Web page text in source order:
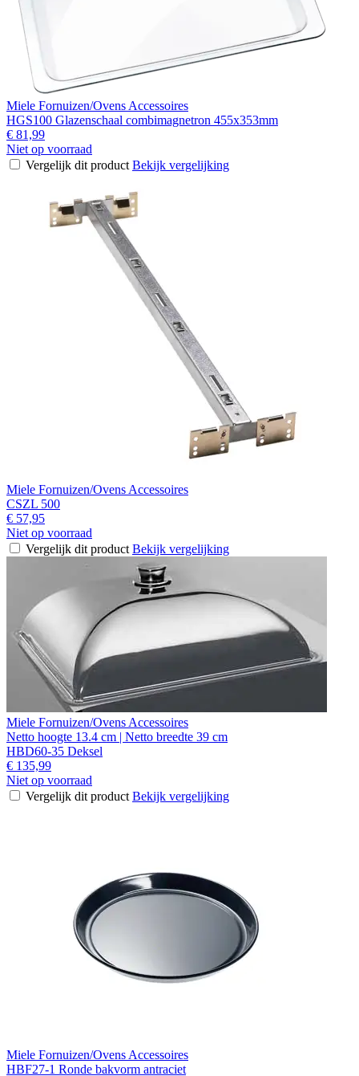
Miele Fornuizen/Ovens Accessoires
HGS100 Glazenschaal combimagnetron 455x353mm
€ 81,99
Niet op voorraad
Vergelijk dit product Bekijk vergelijking
Miele Fornuizen/Ovens Accessoires
CSZL 500
€ 57,95
Niet op voorraad
Vergelijk dit product Bekijk vergelijking
Miele Fornuizen/Ovens Accessoires
Netto hoogte 13.4 cm | Netto breedte 39 cm
HBD60-35 Deksel
€ 135,99
Niet op voorraad
Vergelijk dit product Bekijk vergelijking
Miele Fornuizen/Ovens Accessoires
HBF27-1 Ronde bakvorm antraciet